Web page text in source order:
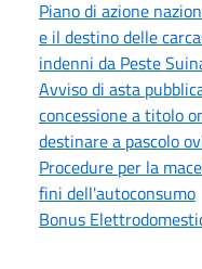
Piano di azione
e il destino delle
indenni da Peste
Avviso di asta
concessione a titolo
destinare a pascolo
Procedure per la
fini dell'autoconsumo
Bonus